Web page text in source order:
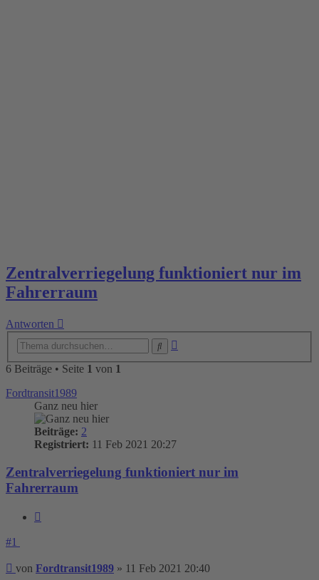
Zentralverriegelung funktioniert nur im
Fahrerraum
Antworten
6 Beiträge • Seite 1 von 1
Fordtransit1989
Ganz neu hier
Beiträge: 2
Registriert: 11 Feb 2021 20:27
Zentralverriegelung funktioniert nur im
Fahrerraum
#1
Beitrag
von Fordtransit1989 » 11 Feb 2021 20:40